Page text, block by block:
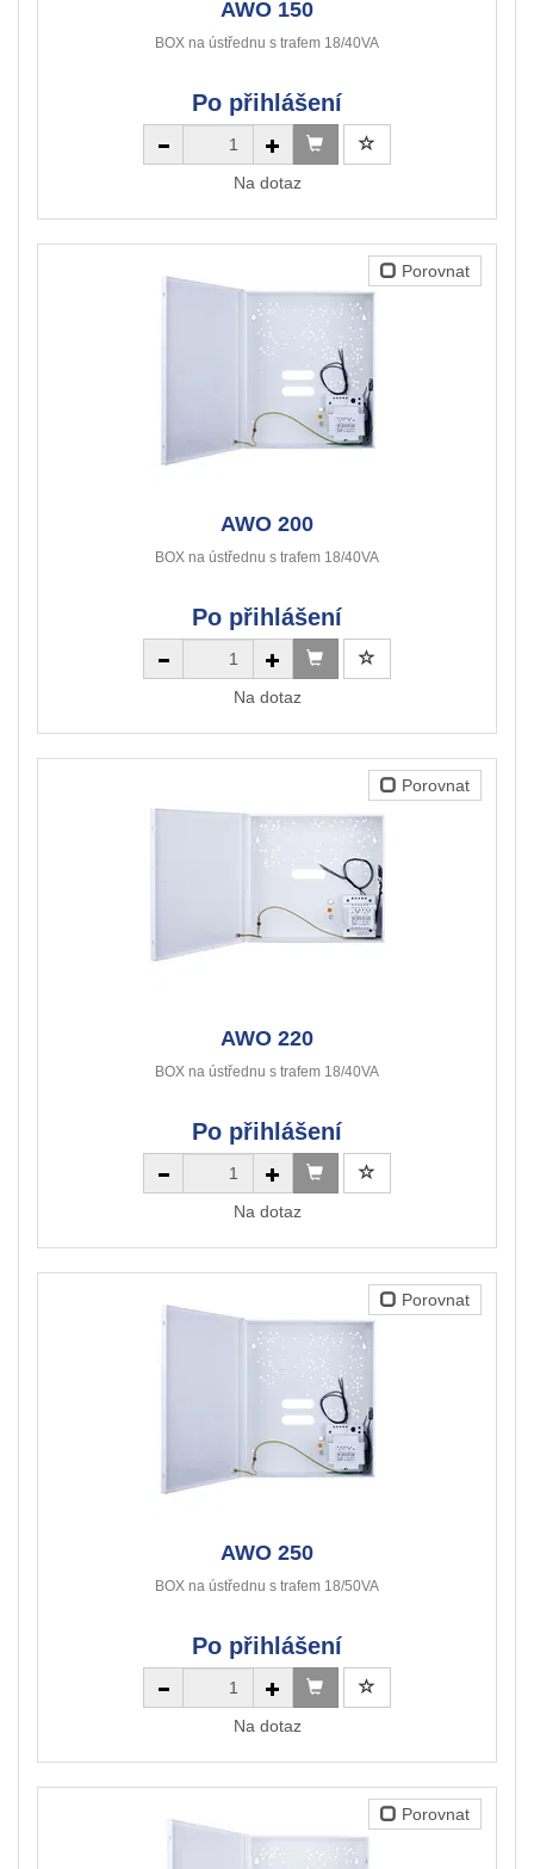
AWO 150
BOX na ústřednu s trafem 18/40VA
Po přihlášení
Na dotaz
Porovnat
AWO 200
BOX na ústřednu s trafem 18/40VA
Po přihlášení
Na dotaz
Porovnat
AWO 220
BOX na ústřednu s trafem 18/40VA
Po přihlášení
Na dotaz
Porovnat
AWO 250
BOX na ústřednu s trafem 18/50VA
Po přihlášení
Na dotaz
Porovnat